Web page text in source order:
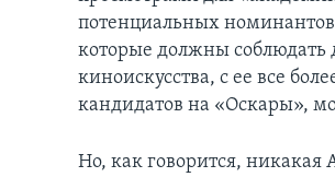
потенциальных
которые должны
киноискусства, с ее все
кандидатов на «Оскары»,
Но, как говорится, никакая